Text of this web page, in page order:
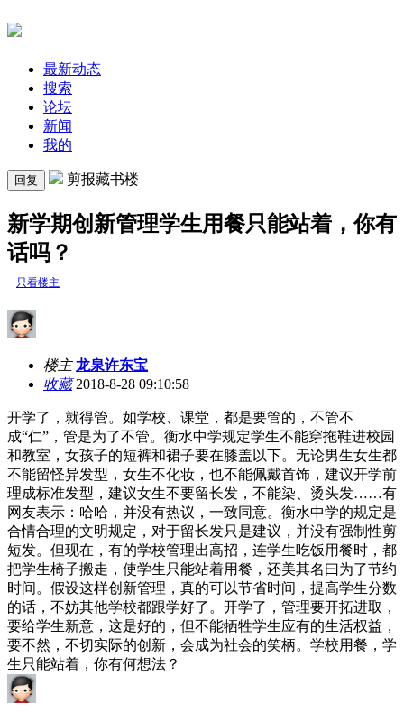
最新动态
搜索
论坛
新闻
我的
回复 剪报藏书楼
新学期创新管理学生用餐只能站着，你有
话吗？
只看楼主
楼主 龙泉许东宝
收藏2018-8-28 09:10:58
开学了，就得管。如学校、课堂，都是要管的，不管不
成“仁”，管是为了不管。衡水中学规定学生不能穿拖鞋进校园
和教室，女孩子的短裤和裙子要在膝盖以下。无论男生女生都
不能留怪异发型，女生不化妆，也不能佩戴首饰，建议开学前
理成标准发型，建议女生不要留长发，不能染、烫头发……有
网友表示：哈哈，并没有热议，一致同意。衡水中学的规定是
合情合理的文明规定，对于留长发只是建议，并没有强制性剪
短发。但现在，有的学校管理出高招，连学生吃饭用餐时，都
把学生椅子搬走，使学生只能站着用餐，还美其名曰为了节约
时间。假设这样创新管理，真的可以节省时间，提高学生分数
的话，不妨其他学校都跟学好了。开学了，管理要开拓进取，
要给学生新意，这是好的，但不能牺牲学生应有的生活权益，
要不然，不切实际的创新，会成为社会的笑柄。学校用餐，学
生只能站着，你有何想法？